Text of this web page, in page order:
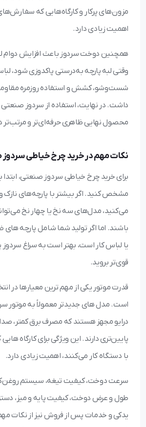
مزون‌های پرکار و کارگاه‌هایی که
اهمیت زیادی دارد.
همچنین دوخت سردوز باعث افزایش
وقتی لبه پارچه به‌درستی پاکدوزی شود،
شست‌وشو، کشش و استفاده روزمره
داشت. در نهایت، استفاده از سردوز
محصول نهایی ظاهری حرفه‌ای‌تر و مرتب‌تر
نکات مهم در خرید چرخ خیاطی
برای خرید چرخ خیاطی سردوز صنعتی، ابتدا
مشخص کنید. اگر بیشتر با پارچه‌های نازک
می‌کنید، مدل‌های سه نخ یا چهار نخ
باشند. اما اگر تولید شما شامل پارچه‌ های
یا لباس کار است، بهتر است به سراغ
قوی‌تر بروید.
قدرت موتور یکی از مهم‌ ترین معیارها در
است. مدل‌ های جدیدتر معمولاً به موتور
درایو مجهز هستند که مصرف برق کمتر،
پایین‌تری دارند. این ویژگی برای کارگاه‌
با دستگاه کار می‌کنند، اهمیت زیادی دارد.
سرعت دوخت، کیفیت تیغه، سیستم
طول و عرض دوخت، کیفیت پایه و میز،
یدکی و خدمات پس از فروش نیز از نکات